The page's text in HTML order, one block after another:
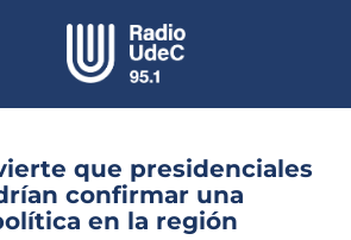
Radio UdeC en vivo
Quiénes Somos
Programación
que presidenciales
confirmar una
en la región